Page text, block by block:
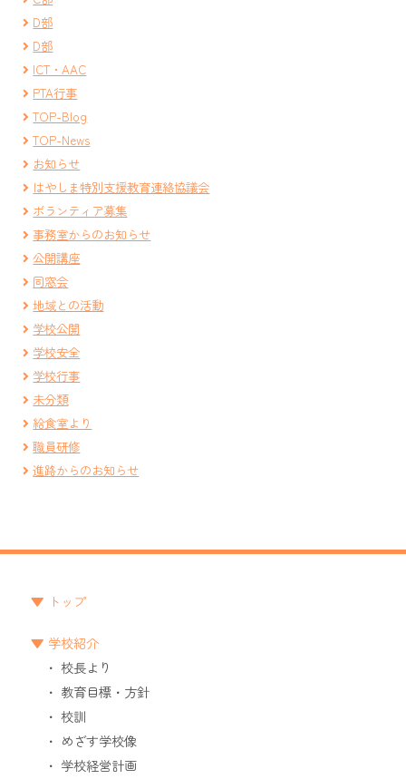
D部
D部
ICT・AAC
PTA行事
TOP-Blog
TOP-News
お知らせ
はやしま特別支援教育連絡協議会
ボランティア募集
事務室からのお知らせ
公開講座
同窓会
地域との活動
学校公開
学校安全
学校行事
未分類
給食室より
職員研修
進路からのお知らせ
トップ
学校紹介
校長より
教育目標・方針
校訓
めざす学校像
学校経営計画